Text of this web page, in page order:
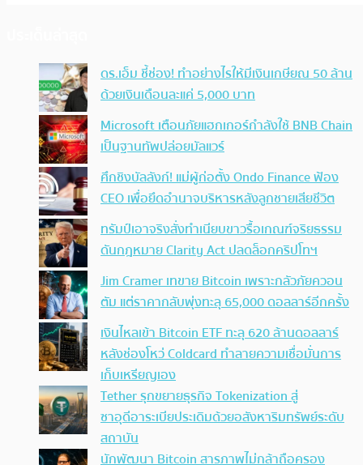
ดร.เอ็ม ชี้ช่อง! ทำอย่างไรให้มีเงินเกษียณ 50 ล้าน
ด้วยเงินเดือนละแค่ 5,000 บาท
Microsoft เตือนภัยแฮกเกอร์กำลังใช้ BNB Chain
เป็นฐานทัพปล่อยมัลแวร์
ศึกชิงบัลลังก์! แม่ผู้ก่อตั้ง Ondo Finance ฟ้อง
CEO เพื่อยึดอำนาจบริหารหลังลูกชายเสียชีวิต
ทรัมป์เอาจริง สั่งทำเนียบขาวรื้อเกณฑ์จริยธรรม
ดันกฎหมาย Clarity Act ปลดล็อกคริปโทฯ
Jim Cramer เทขาย Bitcoin เพราะกลัวภัยควอน
ตัม แต่ราคากลับพุ่งทะลุ 65,000 ดอลลาร์อีกครั้ง
เงินไหลเข้า Bitcoin ETF ทะลุ 620 ล้านดอลลาร์
หลังช่องโหว่ Coldcard ทำลายความเชื่อมั่นการ
เก็บเหรียญเอง
Tether รุกขยายธุรกิจ Tokenization สู่
ซาอุดีอาระเบียประเดิมด้วยอสังหาริมทรัพย์ระดับ
สถาบัน
นักพัฒนา Bitcoin สารภาพไม่กล้าถือครอง